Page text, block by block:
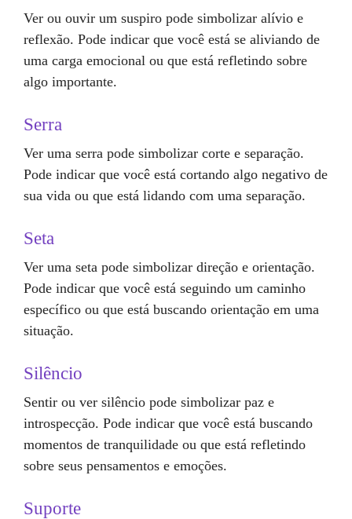
Ver ou ouvir um suspiro pode simbolizar alívio e
reflexão. Pode indicar que você está se aliviando de
uma carga emocional ou que está refletindo sobre
algo importante.
Serra
Ver uma serra pode simbolizar corte e separação.
Pode indicar que você está cortando algo negativo de
sua vida ou que está lidando com uma separação.
Seta
Ver uma seta pode simbolizar direção e orientação.
Pode indicar que você está seguindo um caminho
específico ou que está buscando orientação em uma
situação.
Silêncio
Sentir ou ver silêncio pode simbolizar paz e
introspecção. Pode indicar que você está buscando
momentos de tranquilidade ou que está refletindo
sobre seus pensamentos e emoções.
Suporte